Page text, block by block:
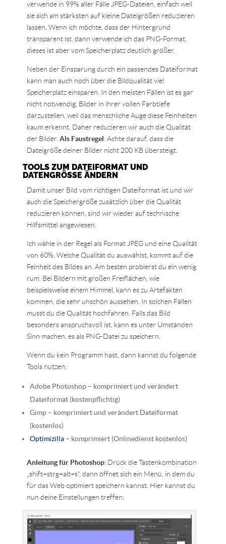
verwende in 99% aller Fälle JPEG-Dateien, einfach weil
sie sich am stärksten auf kleine Dateigrößen reduzieren
lassen. Wenn ich möchte, dass der Hintergrund
transparent ist, dann verwende ich das PNG-Format,
dieses ist aber vom Speicherplatz deutlich größer.
Neben der Einsparung durch ein passendes Dateiformat
kann man auch noch über die Bildqualität viel
Speicherplatz einsparen. In den meisten Fällen ist es gar
nicht notwendig, Bilder in ihrer vollen Farbtiefe
darzustellen, weil das menschliche Auge diese Feinheiten
kaum erkennt. Daher reduzieren wir auch die Qualität
der Bilder. Als Faustregel: Achte darauf, dass die
Dateigröße deiner Bilder nicht 200 KB übersteigt.
TOOLS ZUM DATEIFORMAT UND
DATENGRÖSSE ÄNDERN
Damit unser Bild vom richtigen Dateiformat ist und wir
auch die Speichergröße zusätzlich über die Qualität
reduzieren können, sind wir wieder auf technische
Hilfsmittel angewiesen.
Ich wähle in der Regel als Format JPEG und eine Qualität
von 60%. Welche Qualität du auswählst, kommt auf die
Feinheit des Bildes an. Am besten probierst du ein wenig
rum. Bei Bildern mit großen Freiflächen, wie
beispielsweise einem Himmel, kann es zu Artefakten
kommen, die sehr unschön aussehen. In solchen Fällen
musst du die Qualität hochfahren. Falls das Bild
besonders anspruchsvoll ist, kann es unter Umständen
Sinn machen, es als PNG-Datei zu speichern.
Wenn du kein Programm hast, dann kannst du folgende
Tools nutzen:
Adobe Photoshop – komprimiert und verändert
Dateiformat (kostenpflichtig)
Gimp – komprimiert und verändert Dateiformat
(kostenlos)
Optimizilla– komprimiert (Onlinedienst kostenlos)
Anleitung für Photoshop: Drück die Tastenkombination
„shift+strg+alt+s“, dann öffnet sich ein Menü, in dem du
für das Web optimiert speichern kannst. Hier kannst du
nun deine Einstellungen treffen: